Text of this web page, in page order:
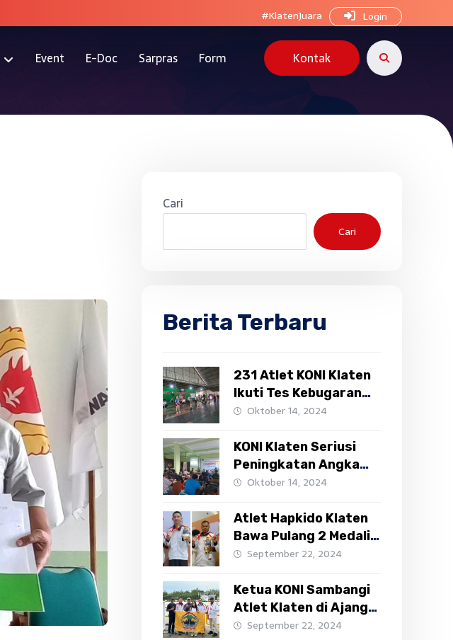
Login
#KlatenJuara
Event E-Doc Sarpras Form Kontak
Cari
Cari
Berita Terbaru
231 Atlet KONI Klaten
Ikuti Tes Kebugaran
Atlet III
Oktober 14, 2024
KONI Klaten Seriusi
Peningkatan Angka
VO2Max Atletnya,
Darmoko
Oktober 14, 2024
Atlet Hapkido Klaten
Bawa Pulang 2 Medali
Perunggu PON XXI
September 22, 2024
Ketua KONI Sambangi
Atlet Klaten di Ajang
PON XXI
September 22, 2024